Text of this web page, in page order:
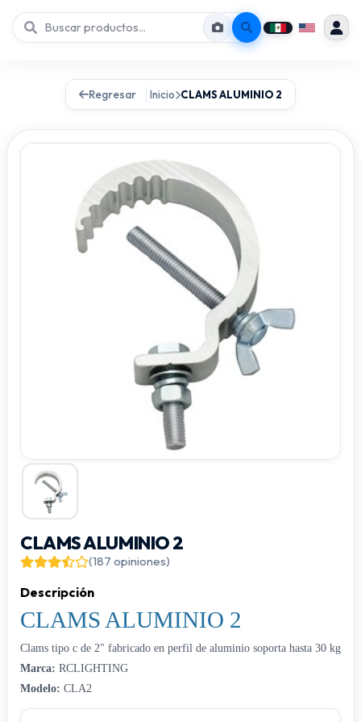
Regresar Inicio CLAMS ALUMINIO 2
CLAMS ALUMINIO 2
(187 opiniones)
Descripción
CLAMS ALUMINIO 2
Clams tipo c de 2" fabricado en perfil de aluminio soporta hasta 30 kg
Marca: RCLIGHTING
Modelo: CLA2